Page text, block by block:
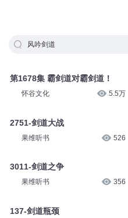
风吟剑道
第1678集 霸剑道对霸剑道！
怀谷文化 5.5万
2751-剑道大战
果维听书 526
3011-剑道之争
果维听书 356
137-剑道瓶颈